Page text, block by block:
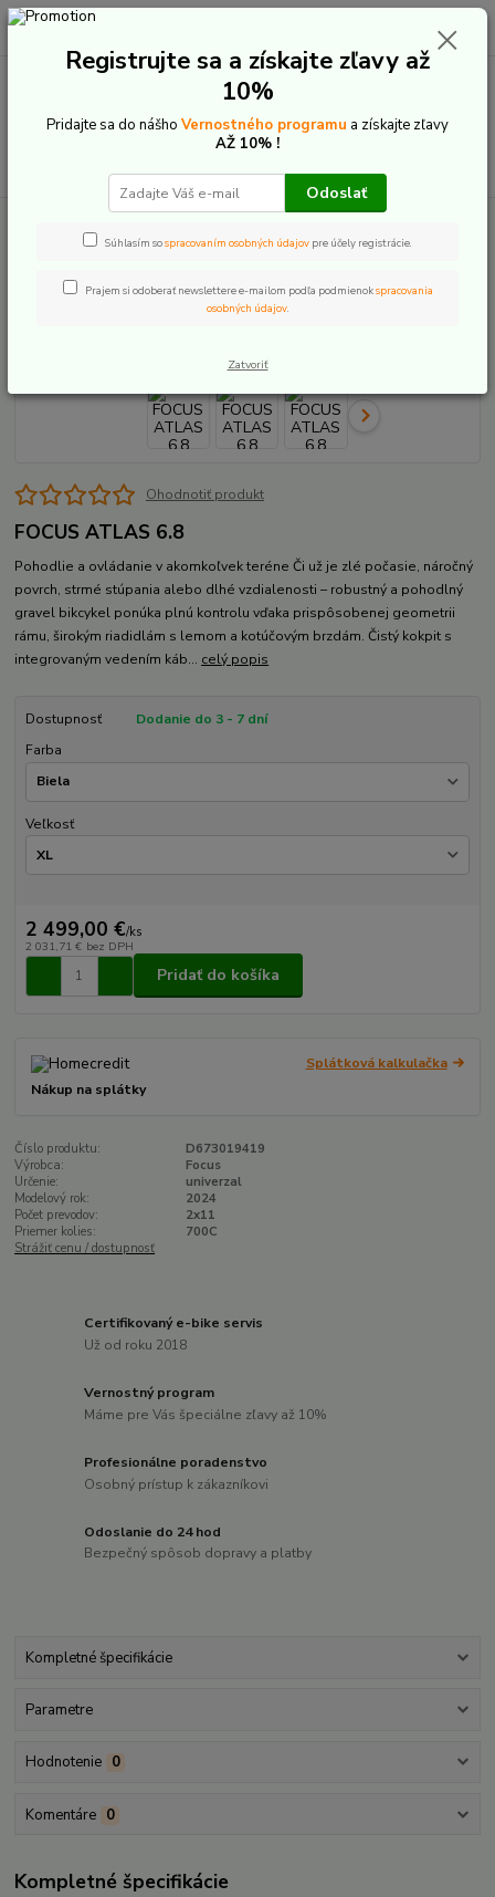
+421 907 20 22 33
0,00 €
FOCUS ATLAS 6.8
Ohodnotiť produkt
FOCUS ATLAS 6.8
Pohodlie a ovládanie v akomkoľvek teréne Či už je zlé počasie, náročný
povrch, strmé stúpania alebo dlhé vzdialenosti – robustný a pohodlný
gravel bikcykel ponúka plnú kontrolu vďaka prispôsobenej geometrii
rámu, širokým riadidlám s lemom a kotúčovým brzdám. Čistý kokpit s
integrovaným vedením káb... celý popis
Dostupnosť
Dodanie do 3 - 7 dní
Farba
Veľkosť
2 499,00 €/ks
2 031,71 € bez DPH
Pridať do košíka
Splátková kalkulačka
Nákup na splátky
Číslo produktu:
D673019419
Výrobca:
Focus
Určenie:
univerzal
Modelový rok:
2024
Počet prevodov:
2x11
Priemer kolies:
700C
Strážiť cenu / dostupnosť
Certifikovaný e-bike servis
Už od roku 2018
Vernostný program
Máme pre Vás špeciálne zľavy až 10%
Profesionálne poradenstvo
Osobný prístup k zákazníkovi
Odoslanie do 24 hod
Bezpečný spôsob dopravy a platby
Kompletné špecifikácie
Parametre
Hodnotenie 0
Komentáre 0
Kompletné špecifikácie
Registrujte sa a získajte zľavy až
10%
Pridajte sa do nášho Vernostného programu a získajte zľavy
AŽ 10% !
Odoslať
Súhlasím sospracovaním osobných údajov pre účely registrácie.
Prajem si odoberať newslettere e-mailom podľa podmienokspracovania
osobných údajov.
Zatvoriť